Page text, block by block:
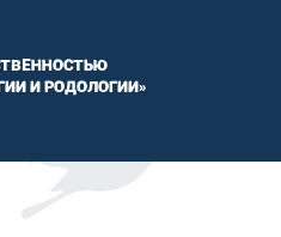
И РОДОЛОГИИ»